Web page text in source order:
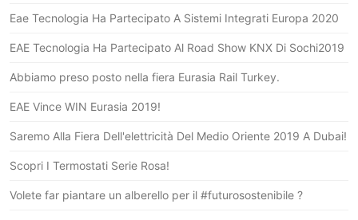
Eae Tecnologia Ha Partecipato A Sistemi Integrati Europa 2020
EAE Tecnologia Ha Partecipato Al Road Show KNX Di Sochi2019
Abbiamo preso posto nella fiera Eurasia Rail Turkey.
EAE Vince WIN Eurasia 2019!
Saremo Alla Fiera Dell'elettricità Del Medio Oriente 2019 A Dubai!
Scopri I Termostati Serie Rosa!
Volete far piantare un alberello per il #futurosostenibile ?